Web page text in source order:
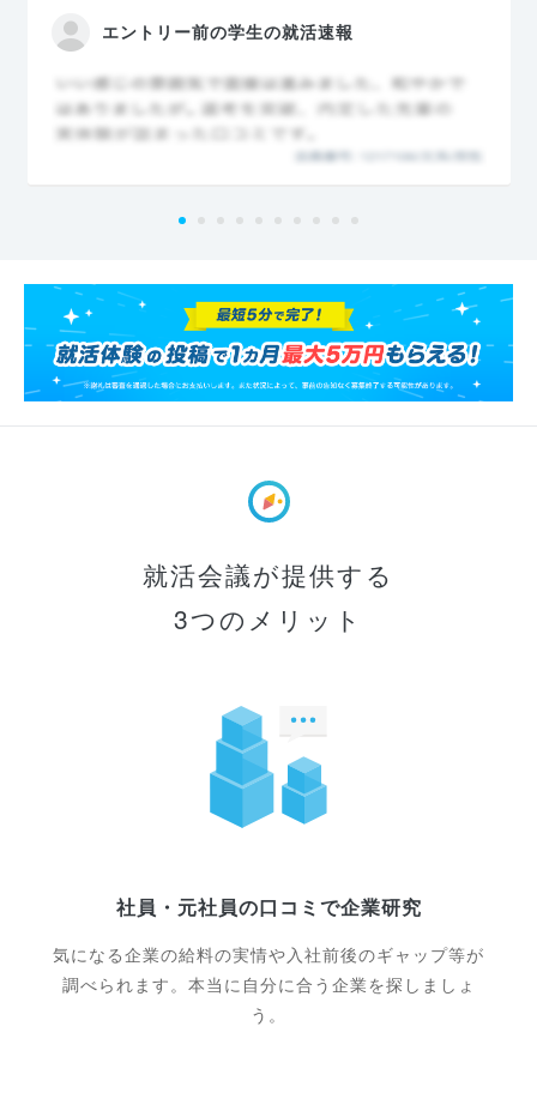
エントリー前の学生の就活速報
就活会議が提供する
3つのメリット
社員・元社員の口コミで企業研究
気になる企業の給料の実情や入社前後のギャップ等が
調べられます。本当に自分に合う企業を探しましょ
う。